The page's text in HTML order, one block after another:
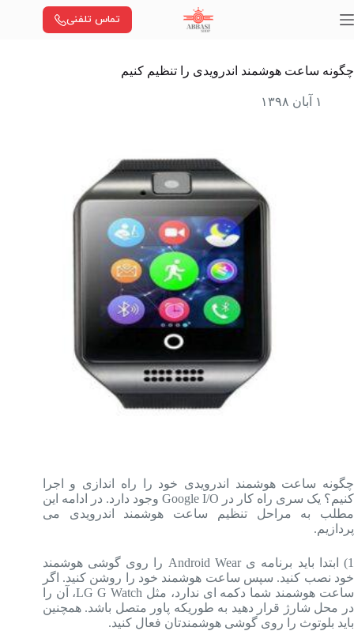
به
تماس تلفنی
چگونه ساعت هوشمند اندرویدی را تنظیم کنیم
۱ آبان ۱۳۹۸
چگونه ساعت هوشمند اندرویدی خود را راه اندازی و اجرا
کنیم؟ یک سری راه کار در Google I/O وجود دارد. در ادامه این
مطلب به مراحل تنظیم ساعت هوشمند اندرویدی می
پردازیم.
1) ابتدا باید برنامه ی Android Wear را روی گوشی هوشمند
خود نصب کنید. سپس ساعت هوشمند خود را روشن کنید. اگر
ساعت هوشمند شما دکمه ای ندارد، مثل LG G Watch، آن را
در محل شارژ قرار دهید به طوریکه پاور متصل باشد. همچنین
باید بلوتوث را روی گوشی هوشمندتان فعال کنید.